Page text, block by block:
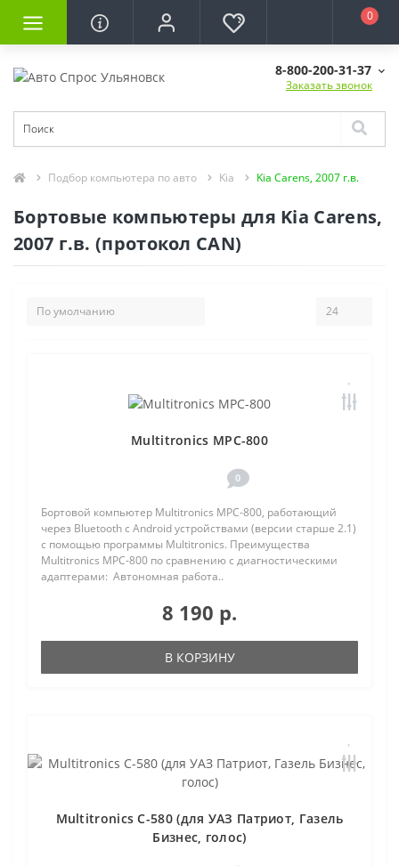
0
8-800-200-31-37
Заказать звонок
Подбор компьютера по авто Kia Kia Carens, 2007 г.в.
Бортовые компьютеры для Kia Carens,
2007 г.в. (протокол CAN)
Multitronics MPC-800
0
Бортовой компьютер Multitronics MPC-800, работающий
через Bluetooth с Android устройствами (версии старше 2.1)
с помощью программы Multitronics. Преимущества
Multitronics MPC-800 по сравнению с диагностическими
адаптерами: Автономная работа..
8 190 р.
В КОРЗИНУ
Multitronics C-580 (для УАЗ Патриот, Газель
Бизнес, голос)